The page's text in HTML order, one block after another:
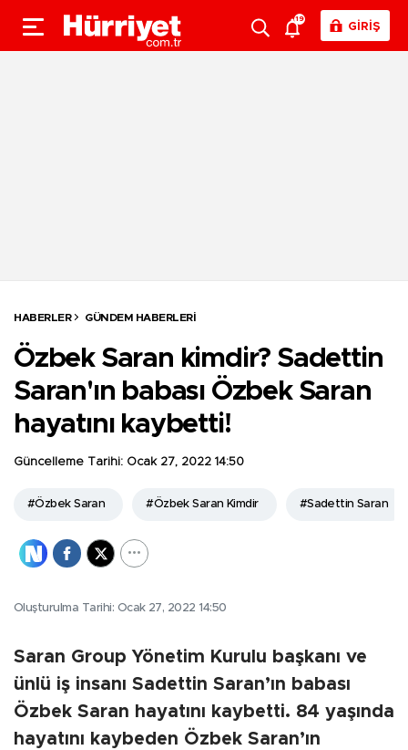
19
GİRİŞ
HABERLER GÜNDEM HABERLERI
Özbek Saran kimdir? Sadettin
Saran'ın babası Özbek Saran
hayatını kaybetti!
Güncelleme Tarihi: Ocak 27, 2022 14:50
#Özbek Saran #Özbek Saran Kimdir #Sadettin Saran
Oluşturulma Tarihi: Ocak 27, 2022 14:50
Saran Group Yönetim Kurulu başkanı ve
ünlü iş insanı Sadettin Saran’ın babası
Özbek Saran hayatını kaybetti. 84 yaşında
hayatını kaybeden Özbek Saran’ın